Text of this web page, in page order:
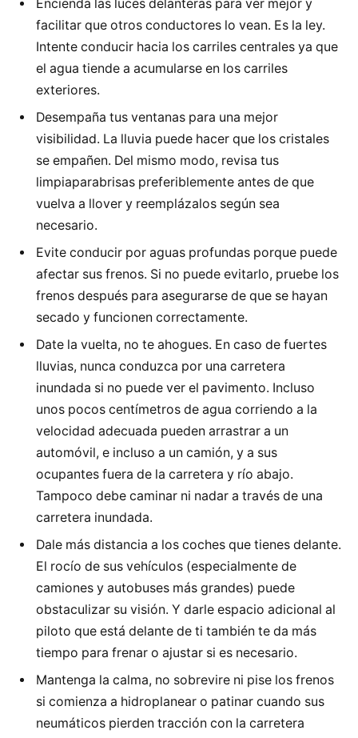
Encienda las luces delanteras para ver mejor y
facilitar que otros conductores lo vean. Es la ley.
Intente conducir hacia los carriles centrales ya que
el agua tiende a acumularse en los carriles
exteriores.
Desempaña tus ventanas para una mejor
visibilidad. La lluvia puede hacer que los cristales
se empañen. Del mismo modo, revisa tus
limpiaparabrisas preferiblemente antes de que
vuelva a llover y reemplázalos según sea
necesario.
Evite conducir por aguas profundas porque puede
afectar sus frenos. Si no puede evitarlo, pruebe los
frenos después para asegurarse de que se hayan
secado y funcionen correctamente.
Date la vuelta, no te ahogues. En caso de fuertes
lluvias, nunca conduzca por una carretera
inundada si no puede ver el pavimento. Incluso
unos pocos centímetros de agua corriendo a la
velocidad adecuada pueden arrastrar a un
automóvil, e incluso a un camión, y a sus
ocupantes fuera de la carretera y río abajo.
Tampoco debe caminar ni nadar a través de una
carretera inundada.
Dale más distancia a los coches que tienes delante.
El rocío de sus vehículos (especialmente de
camiones y autobuses más grandes) puede
obstaculizar su visión. Y darle espacio adicional al
piloto que está delante de ti también te da más
tiempo para frenar o ajustar si es necesario.
Mantenga la calma, no sobrevire ni pise los frenos
si comienza a hidroplanear o patinar cuando sus
neumáticos pierden tracción con la carretera